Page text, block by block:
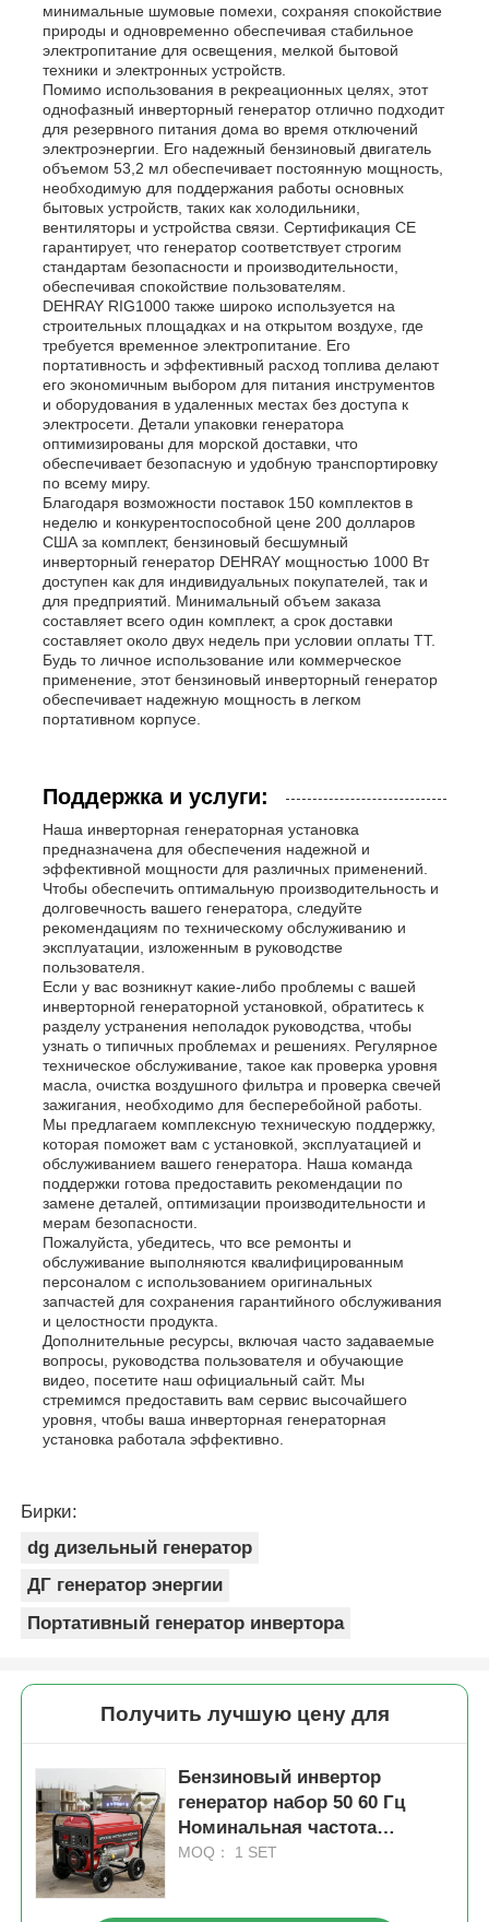
минимальные шумовые помехи, сохраняя спокойствие
природы и одновременно обеспечивая стабильное
электропитание для освещения, мелкой бытовой
техники и электронных устройств.
Помимо использования в рекреационных целях, этот
однофазный инверторный генератор отлично подходит
для резервного питания дома во время отключений
электроэнергии. Его надежный бензиновый двигатель
объемом 53,2 мл обеспечивает постоянную мощность,
необходимую для поддержания работы основных
бытовых устройств, таких как холодильники,
вентиляторы и устройства связи. Сертификация CE
гарантирует, что генератор соответствует строгим
стандартам безопасности и производительности,
обеспечивая спокойствие пользователям.
DEHRAY RIG1000 также широко используется на
строительных площадках и на открытом воздухе, где
требуется временное электропитание. Его
портативность и эффективный расход топлива делают
его экономичным выбором для питания инструментов
и оборудования в удаленных местах без доступа к
электросети. Детали упаковки генератора
оптимизированы для морской доставки, что
обеспечивает безопасную и удобную транспортировку
по всему миру.
Благодаря возможности поставок 150 комплектов в
неделю и конкурентоспособной цене 200 долларов
США за комплект, бензиновый бесшумный
инверторный генератор DEHRAY мощностью 1000 Вт
доступен как для индивидуальных покупателей, так и
для предприятий. Минимальный объем заказа
составляет всего один комплект, а срок доставки
составляет около двух недель при условии оплаты ТТ.
Будь то личное использование или коммерческое
применение, этот бензиновый инверторный генератор
обеспечивает надежную мощность в легком
портативном корпусе.
Поддержка и услуги:
Наша инверторная генераторная установка
предназначена для обеспечения надежной и
эффективной мощности для различных применений.
Чтобы обеспечить оптимальную производительность и
долговечность вашего генератора, следуйте
рекомендациям по техническому обслуживанию и
эксплуатации, изложенным в руководстве
пользователя.
Если у вас возникнут какие-либо проблемы с вашей
инверторной генераторной установкой, обратитесь к
разделу устранения неполадок руководства, чтобы
узнать о типичных проблемах и решениях. Регулярное
техническое обслуживание, такое как проверка уровня
масла, очистка воздушного фильтра и проверка свечей
зажигания, необходимо для бесперебойной работы.
Мы предлагаем комплексную техническую поддержку,
которая поможет вам с установкой, эксплуатацией и
обслуживанием вашего генератора. Наша команда
поддержки готова предоставить рекомендации по
замене деталей, оптимизации производительности и
мерам безопасности.
Пожалуйста, убедитесь, что все ремонты и
обслуживание выполняются квалифицированным
персоналом с использованием оригинальных
запчастей для сохранения гарантийного обслуживания
и целостности продукта.
Дополнительные ресурсы, включая часто задаваемые
вопросы, руководства пользователя и обучающие
видео, посетите наш официальный сайт. Мы
стремимся предоставить вам сервис высочайшего
уровня, чтобы ваша инверторная генераторная
установка работала эффективно.
Бирки:
dg дизельный генератор
ДГ генератор энергии
Портативный генератор инвертора
Получить лучшую цену для
Бензиновый инвертор
генератор набор 50 60 Гц
Номинальная частота
портативный источник
MOQ： 1 SET